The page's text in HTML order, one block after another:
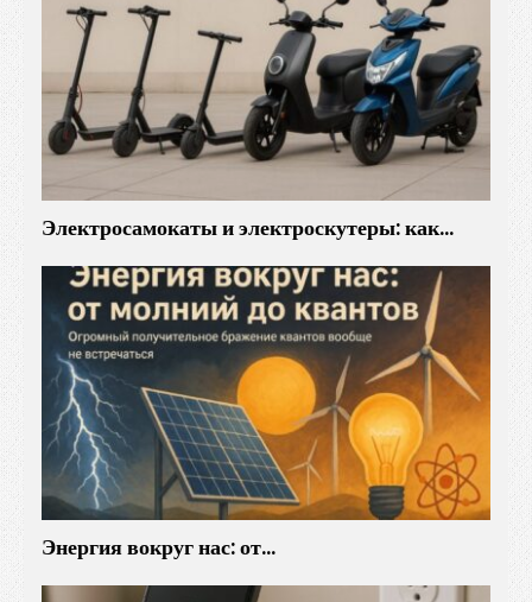
Электросамокаты и электроскутеры: как…
Энергия вокруг нас: от…